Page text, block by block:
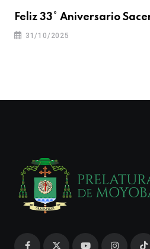
Feliz 33° Aniversario
31/10/2025